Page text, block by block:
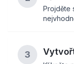
Projděte
3